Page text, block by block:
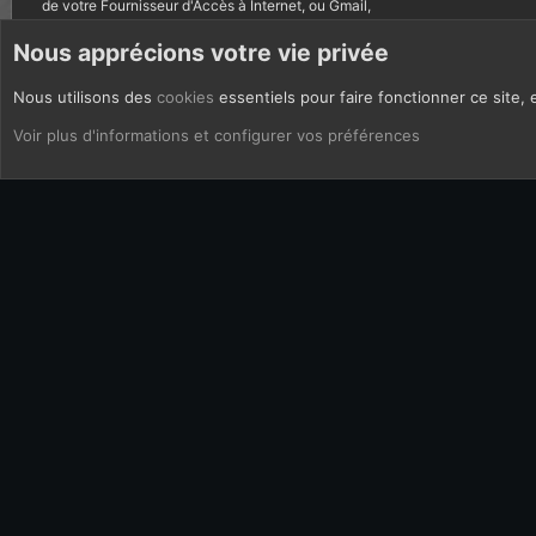
de votre Fournisseur d'Accès à Internet, ou Gmail,
CoOkies Français (FR)
Nous apprécions votre vie privée
Nous utilisons des cookies essentiels pour faire fonctionner ce site,
Voir plus d'informations et configurer vos préférences